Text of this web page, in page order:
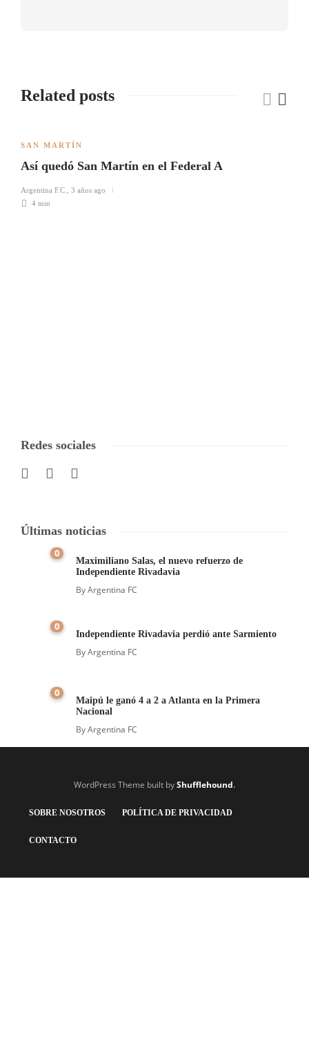
Related posts
SAN MARTÍN
Así quedó San Martín en el Federal A
Argentina F.C.
3 años ago
4 min
Redes sociales
Últimas noticias
0
Maximiliano Salas, el nuevo refuerzo de
Independiente Rivadavia
ByArgentina FC
0
Independiente Rivadavia perdió ante Sarmiento
ByArgentina FC
0
Maipú le ganó 4 a 2 a Atlanta en la Primera
Nacional
ByArgentina FC
WordPress Theme built byShufflehound.
SOBRE NOSOTROS POLÍTICA DE PRIVACIDAD
CONTACTO